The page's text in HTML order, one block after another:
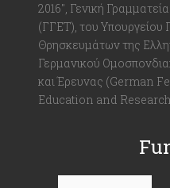
2016", Γενική
(ΓΓΕΤ), του Υπουργείου
Θρησκευμάτων της
Γερμανικού
και Έρευνας (German
Education and